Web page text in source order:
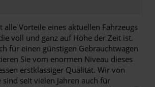
alle Vorteile eines aktuellen Fahrzeugs
voll und ganz auf Höhe der Zeit ist.
für einen günstigen Gebrauchtwagen
Sie vom enormen Niveau dieses
erstklassiger Qualität. Wir von
seit vielen Jahren auch für